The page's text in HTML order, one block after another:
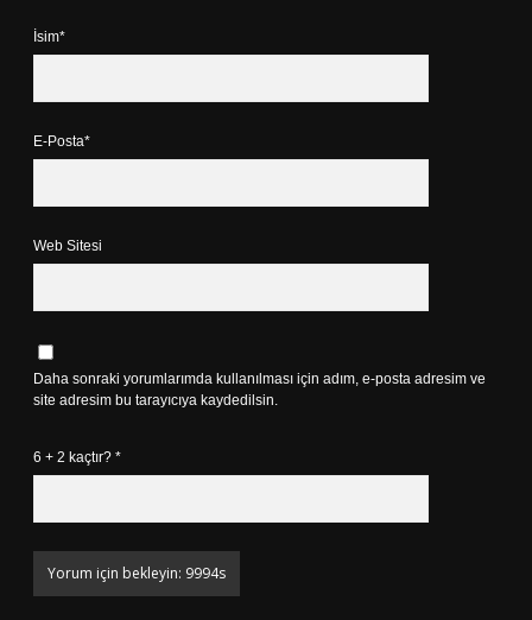
İsim*
E-Posta*
Web Sitesi
Daha sonraki yorumlarımda kullanılması için adım, e-posta adresim ve
site adresim bu tarayıcıya kaydedilsin.
6 + 2 kaçtır? *